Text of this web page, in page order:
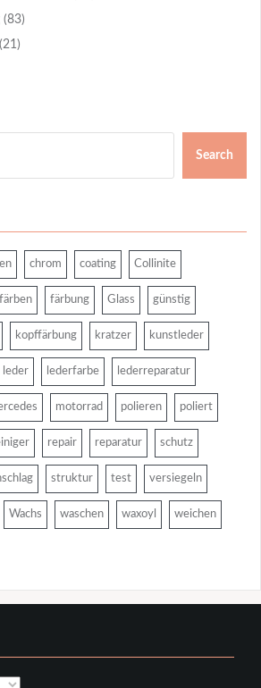
(83)
(21)
Search
chrom coating Collinite
färben färbung Glass günstig
kopffärbung kratzer kunstleder
leder lederfarbe lederreparatur
motorrad polieren poliert
repair reparatur schutz
struktur test versiegeln
Wachs waschen waxoyl weichen